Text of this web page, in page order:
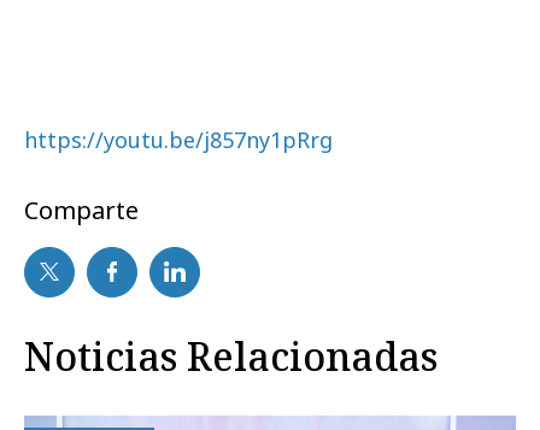
https://youtu.be/j857ny1pRrg
Comparte
Noticias Relacionadas